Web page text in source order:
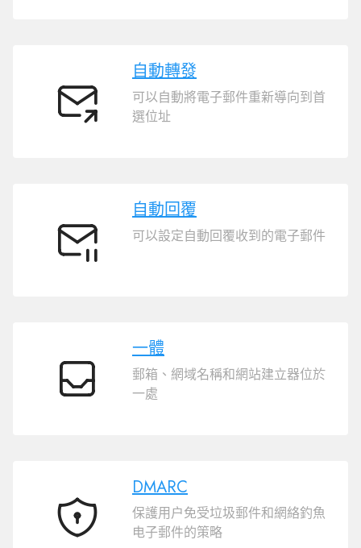
自
動
自動轉發
可以自動將電子郵件重新導向到首
選位址
自
動
自動回覆
可以設定自動回覆收到的電子郵件
一
一體
郵箱、網域名稱和網站建立器位於
一處
DMARC
DMARC
保護用户免受垃圾郵件和網絡釣魚
电子郵件的策略